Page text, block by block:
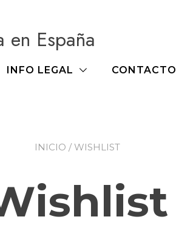
España
INFO LEGAL CONTACTO
INICIO / WISHLIST